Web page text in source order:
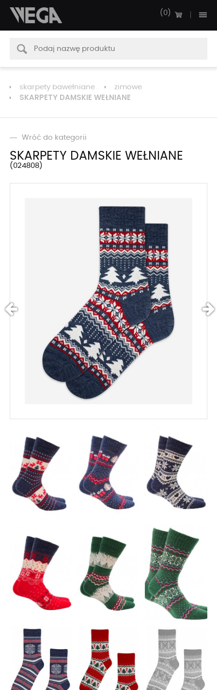
0
skarpety bawełniane zimowe
SKARPETY DAMSKIE WEŁNIANE
Wróć do kategorii
SKARPETY DAMSKIE WEŁNIANE
024808